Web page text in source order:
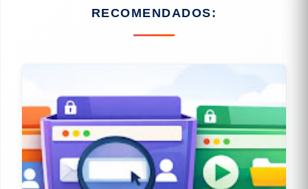
RECOMENDADOS: